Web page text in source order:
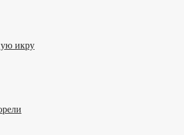
икру